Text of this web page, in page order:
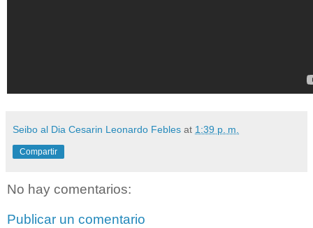
Seibo al Dia Cesarin Leonardo Febles at 1:39 p. m.
Compartir
No hay comentarios:
Publicar un comentario